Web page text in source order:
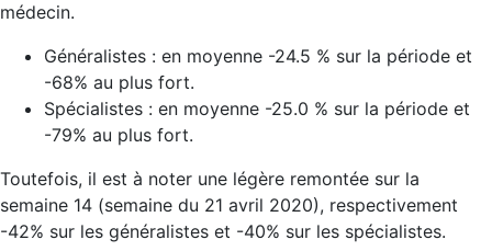
médecin.
Généralistes : en moyenne -24.5 % sur la période et
-68% au plus fort.
Spécialistes : en moyenne -25.0 % sur la période et
-79% au plus fort.
Toutefois, il est à noter une légère remontée sur la
semaine 14 (semaine du 21 avril 2020), respectivement
-42% sur les généralistes et -40% sur les spécialistes.